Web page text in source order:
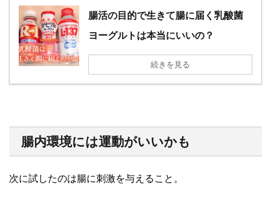
腸活の目的で生きて腸に届く乳酸菌
ヨーグルトは本当にいいの？
続きを見る
腸内環境には運動がいいかも
次に試したのは腸に刺激を与えること。